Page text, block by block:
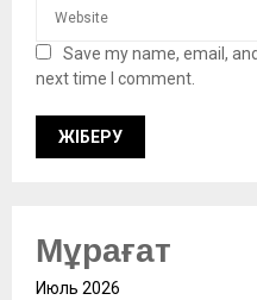
Save my name, email,
next time I comment.
Мұрағат
Июль 2026